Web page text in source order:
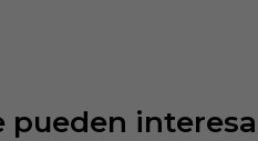
pueden